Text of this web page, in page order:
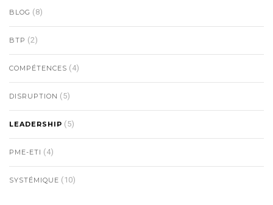
BLOG (8)
BTP (2)
COMPÉTENCES (4)
DISRUPTION (5)
LEADERSHIP (5)
PME-ETI (4)
SYSTÉMIQUE (10)